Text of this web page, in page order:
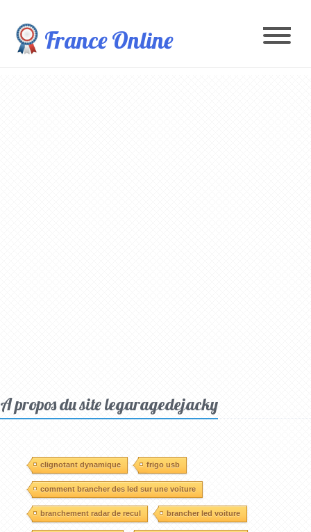
France Online
A propos du site legaragedejacky
clignotant dynamique frigo usb
comment brancher des led sur une voiture
branchement radar de recul brancher led voiture